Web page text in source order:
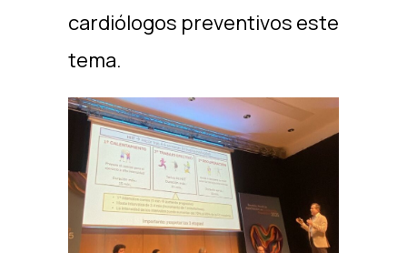
cardiólogos preventivos este
tema.